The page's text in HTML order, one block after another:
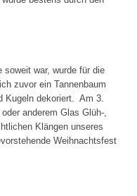
soweit war, wurde für die
zuvor ein Tannenbaum
Kugeln dekoriert. Am 3.
anderem Glas Glüh-,
Klängen unseres
Weihnachtsfest